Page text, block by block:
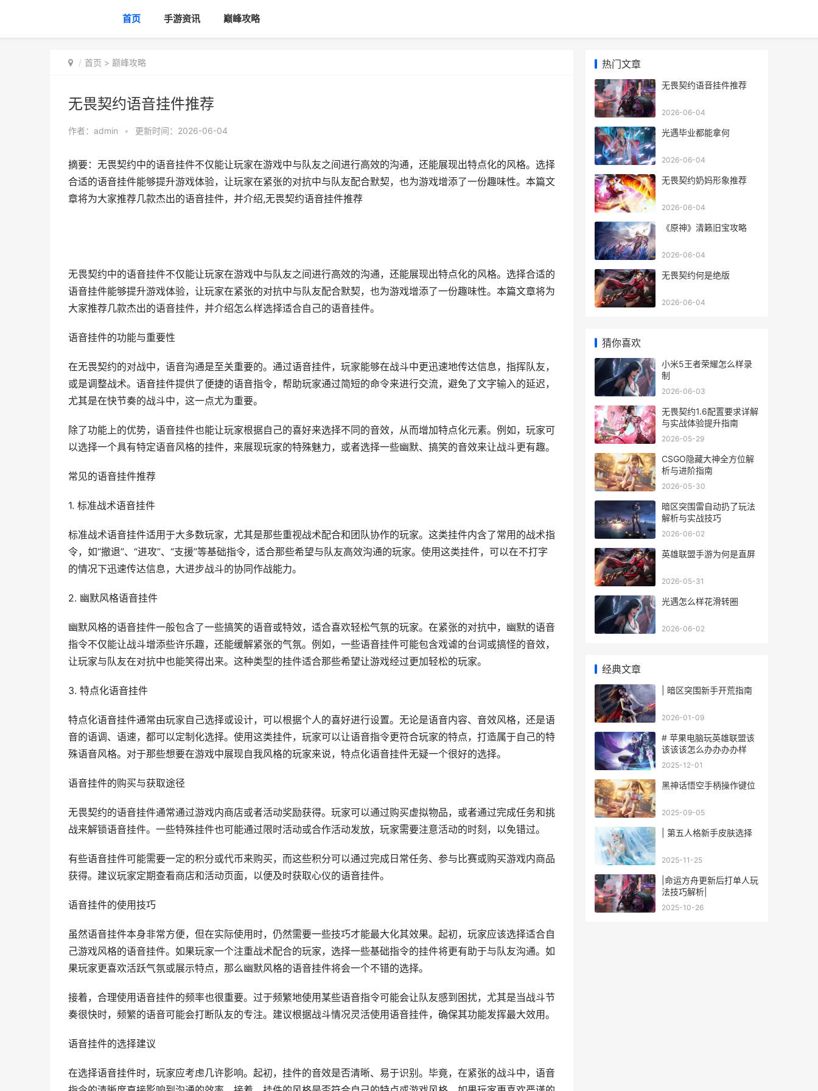
首页 手游资讯 巅峰攻略
首页 > 巅峰攻略
无畏契约语音挂件推荐
作者： admin • 更新时间：2026-06-04
摘要：无畏契约中的语音挂件不仅能让玩家在游戏中与队友之间进行高效的沟通，还能展现出特点化的风格。选择
合适的语音挂件能够提升游戏体验，让玩家在紧张的对抗中与队友配合默契，也为游戏增添了一份趣味性。本篇文
章将为大家推荐几款杰出的语音挂件，并介绍,无畏契约语音挂件推荐
无畏契约中的语音挂件不仅能让玩家在游戏中与队友之间进行高效的沟通，还能展现出特点化的风格。选择合适的
语音挂件能够提升游戏体验，让玩家在紧张的对抗中与队友配合默契，也为游戏增添了一份趣味性。本篇文章将为
大家推荐几款杰出的语音挂件，并介绍怎么样选择适合自己的语音挂件。
语音挂件的功能与重要性
在无畏契约的对战中，语音沟通是至关重要的。通过语音挂件，玩家能够在战斗中更迅速地传达信息，指挥队友，
或是调整战术。语音挂件提供了便捷的语音指令，帮助玩家通过简短的命令来进行交流，避免了文字输入的延迟，
尤其是在快节奏的战斗中，这一点尤为重要。
除了功能上的优势，语音挂件也能让玩家根据自己的喜好来选择不同的音效，从而增加特点化元素。例如，玩家可
以选择一个具有特定语音风格的挂件，来展现玩家的特殊魅力，或者选择一些幽默、搞笑的音效来让战斗更有趣。
常见的语音挂件推荐
1. 标准战术语音挂件
标准战术语音挂件适用于大多数玩家，尤其是那些重视战术配合和团队协作的玩家。这类挂件内含了常用的战术指
令，如“撤退”、“进攻”、“支援”等基础指令，适合那些希望与队友高效沟通的玩家。使用这类挂件，可以在不打字
的情况下迅速传达信息，大进步战斗的协同作战能力。
2. 幽默风格语音挂件
幽默风格的语音挂件一般包含了一些搞笑的语音或特效，适合喜欢轻松气氛的玩家。在紧张的对抗中，幽默的语音
指令不仅能让战斗增添些许乐趣，还能缓解紧张的气氛。例如，一些语音挂件可能包含戏谑的台词或搞怪的音效，
让玩家与队友在对抗中也能笑得出来。这种类型的挂件适合那些希望让游戏经过更加轻松的玩家。
3. 特点化语音挂件
特点化语音挂件通常由玩家自己选择或设计，可以根据个人的喜好进行设置。无论是语音内容、音效风格，还是语
音的语调、语速，都可以定制化选择。使用这类挂件，玩家可以让语音指令更符合玩家的特点，打造属于自己的特
殊语音风格。对于那些想要在游戏中展现自我风格的玩家来说，特点化语音挂件无疑一个很好的选择。
语音挂件的购买与获取途径
无畏契约的语音挂件通常通过游戏内商店或者活动奖励获得。玩家可以通过购买虚拟物品，或者通过完成任务和挑
战来解锁语音挂件。一些特殊挂件也可能通过限时活动或合作活动发放，玩家需要注意活动的时刻，以免错过。
有些语音挂件可能需要一定的积分或代币来购买，而这些积分可以通过完成日常任务、参与比赛或购买游戏内商品
获得。建议玩家定期查看商店和活动页面，以便及时获取心仪的语音挂件。
语音挂件的使用技巧
虽然语音挂件本身非常方便，但在实际使用时，仍然需要一些技巧才能最大化其效果。起初，玩家应该选择适合自
己游戏风格的语音挂件。如果玩家一个注重战术配合的玩家，选择一些基础指令的挂件将更有助于与队友沟通。如
果玩家更喜欢活跃气氛或展示特点，那么幽默风格的语音挂件将会一个不错的选择。
接着，合理使用语音挂件的频率也很重要。过于频繁地使用某些语音指令可能会让队友感到困扰，尤其是当战斗节
奏很快时，频繁的语音可能会打断队友的专注。建议根据战斗情况灵活使用语音挂件，确保其功能发挥最大效用。
语音挂件的选择建议
在选择语音挂件时，玩家应考虑几许影响。起初，挂件的音效是否清晰、易于识别。毕竟，在紧张的战斗中，语音
热门文章
无畏契约语音挂件推荐
2026-06-04
光遇毕业都能拿何
2026-06-04
无畏契约奶妈形象推荐
2026-06-04
《原神》清籁旧宝攻略
2026-06-04
无畏契约何是绝版
2026-06-04
猜你喜欢
小米5王者荣耀怎么样录
制
2026-06-03
无畏契约1.6配置要求详解
与实战体验提升指南
2026-05-29
CSGO隐藏大神全方位解
析与进阶指南
2026-05-30
暗区突围雷自动扔了玩法
解析与实战技巧
2026-06-02
英雄联盟手游为何是直屏
2026-05-31
光遇怎么样花滑转圈
2026-06-02
经典文章
| 暗区突围新手开荒指南
2026-01-09
# 苹果电脑玩英雄联盟该
该该该怎么办办办办样
2025-12-01
黑神话悟空手柄操作键位
2025-09-05
| 第五人格新手皮肤选择
2025-11-25
|命运方舟更新后打单人玩
法技巧解析|
2025-10-26